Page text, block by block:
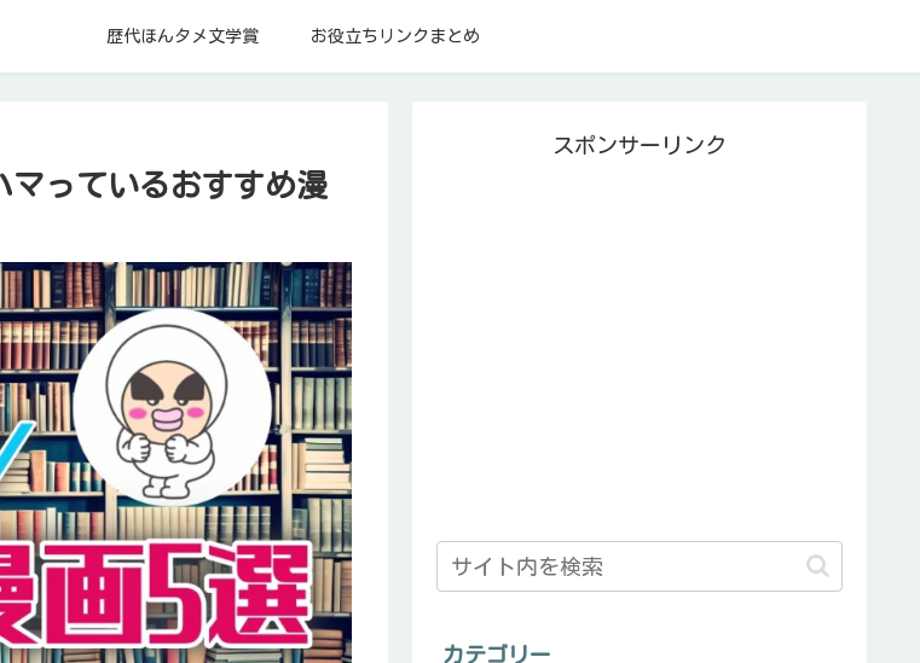
歴代ほんタメ文学賞 お役立ちリンクまとめ
マっているおすすめ漫
スポンサーリンク
カテゴリー